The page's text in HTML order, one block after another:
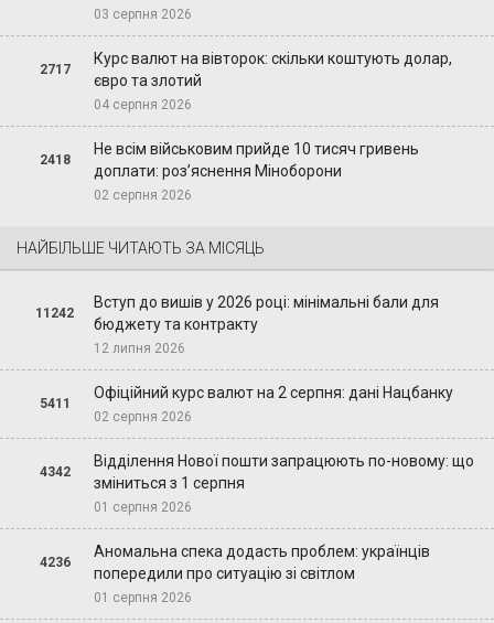
03 серпня 2026
2717
Курс валют на вівторок: скільки коштують долар,
євро та злотий
04 серпня 2026
2418
Не всім військовим прийде 10 тисяч гривень
доплати: роз’яснення Міноборони
02 серпня 2026
НАЙБІЛЬШЕ ЧИТАЮТЬ ЗА МІСЯЦЬ
11242
Вступ до вишів у 2026 році: мінімальні бали для
бюджету та контракту
12 липня 2026
5411
Офіційний курс валют на 2 серпня: дані Нацбанку
02 серпня 2026
4342
Відділення Нової пошти запрацюють по-новому: що
зміниться з 1 серпня
01 серпня 2026
4236
Аномальна спека додасть проблем: українців
попередили про ситуацію зі світлом
01 серпня 2026